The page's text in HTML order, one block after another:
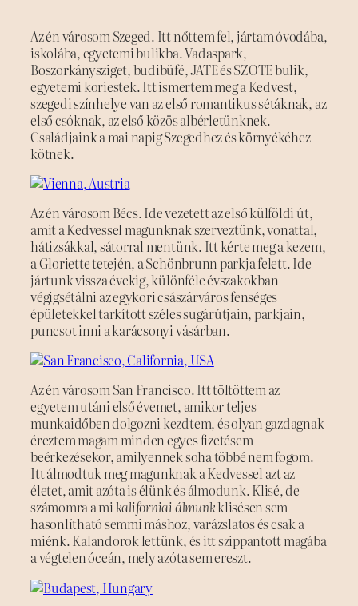
Az én városom Szeged. Itt nőttem fel, jártam óvodába,
iskolába, egyetemi bulikba. Vadaspark,
Boszorkánysziget, budibüfé, JATE és SZOTE bulik,
egyetemi koriestek. Itt ismertem meg a Kedvest,
szegedi színhelye van az első romantikus sétáknak, az
első csóknak, az első közös albérletünknek.
Családjaink a mai napig Szegedhez és környékéhez
kötnek.
Az én városom Bécs. Ide vezetett az első külföldi út,
amit a Kedvessel magunknak szerveztünk, vonattal,
hátizsákkal, sátorral mentünk. Itt kérte meg a kezem,
a Gloriette tetején, a Schönbrunn parkja felett. Ide
jártunk vissza évekig, különféle évszakokban
végigsétálni az egykori császárváros fenséges
épületekkel tarkított széles sugárútjain, parkjain,
puncsot inni a karácsonyi vásárban.
Az én városom San Francisco. Itt töltöttem az
egyetem utáni első évemet, amikor teljes
munkaidőben dolgozni kezdtem, és olyan gazdagnak
éreztem magam minden egyes fizetésem
beérkezésekor, amilyennek soha többé nem fogom.
Itt álmodtuk meg magunknak a Kedvessel azt az
életet, amit azóta is élünk és álmodunk. Klisé, de
számomra a mikaliforniai álmunkklisésen sem
hasonlítható semmi máshoz, varázslatos és csak a
miénk. Kalandorok lettünk, és itt szippantott magába
a végtelen óceán, mely azóta sem ereszt.